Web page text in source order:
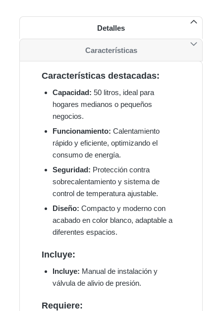
Detalles
Características destacadas:
Capacidad: 50 litros, ideal para
hogares medianos o pequeños
negocios.
Funcionamiento: Calentamiento
rápido y eficiente, optimizando el
consumo de energía.
Seguridad: Protección contra
sobrecalentamiento y sistema de
control de temperatura ajustable.
Diseño: Compacto y moderno con
acabado en color blanco, adaptable a
diferentes espacios.
Incluye:
Incluye: Manual de instalación y
válvula de alivio de presión.
Requiere:
Características